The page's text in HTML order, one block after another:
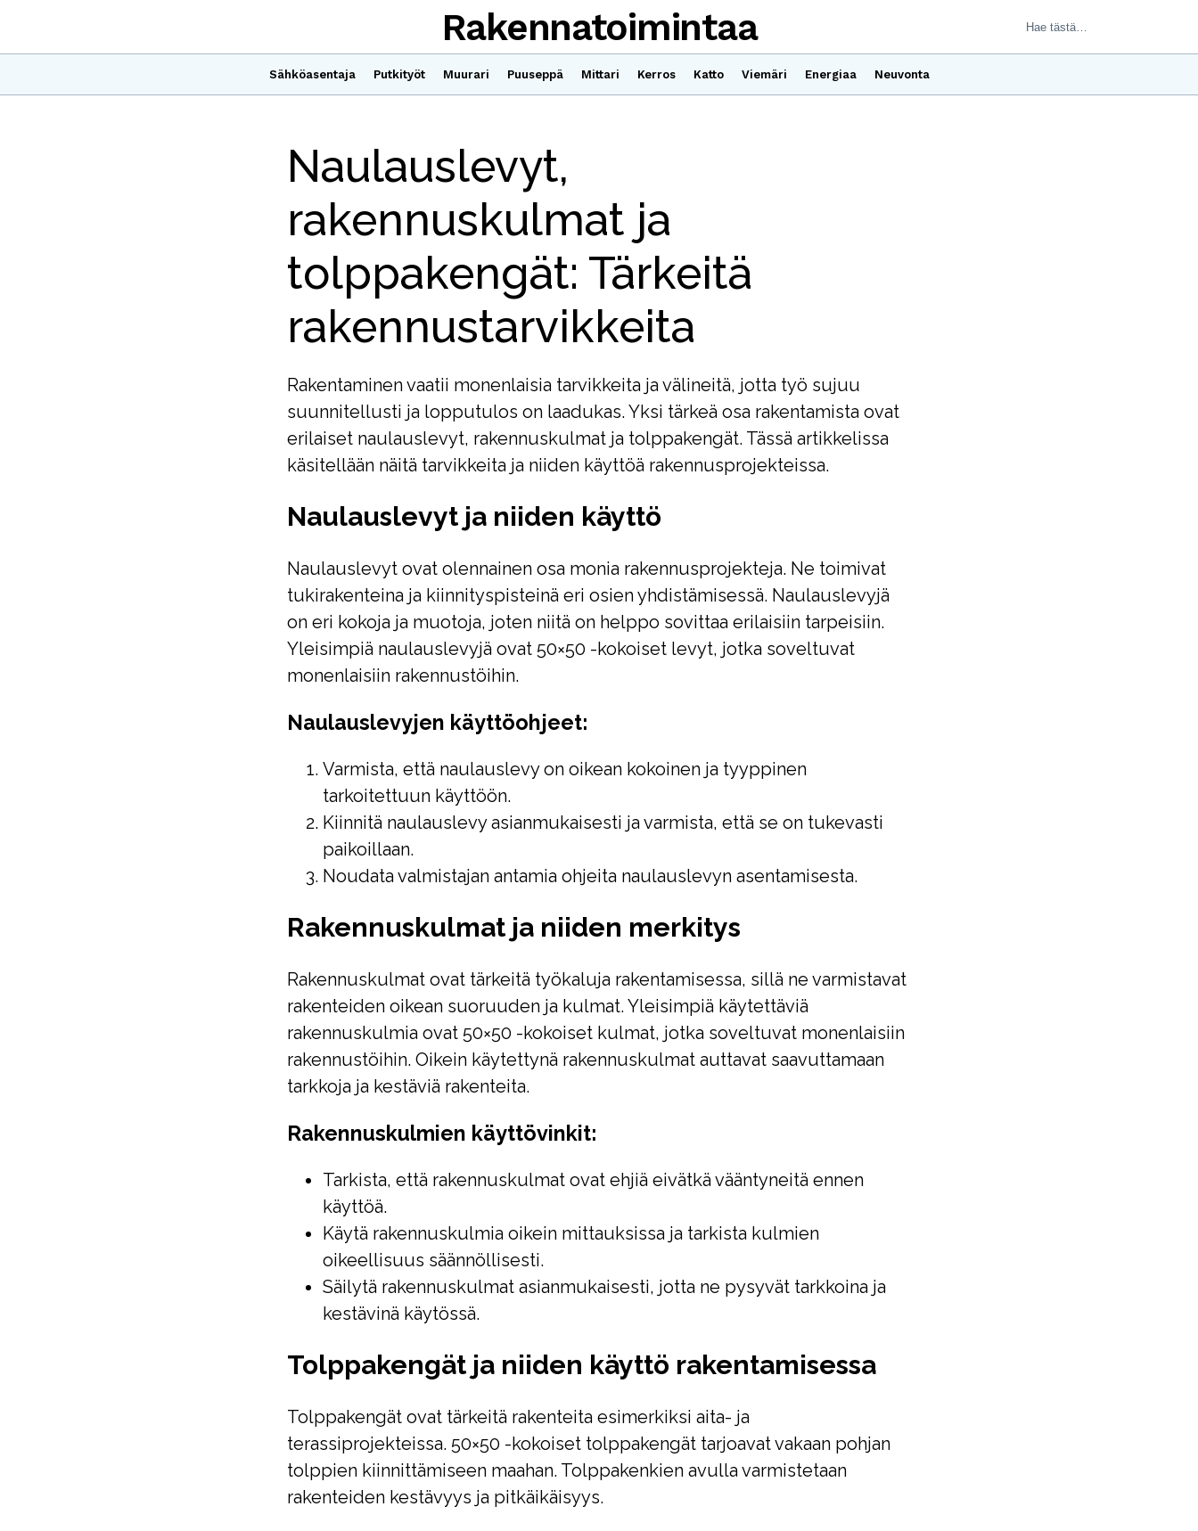
Sähköasentaja Putkityöt Muurari Puuseppä Mittari Kerros Katto Viemäri Energiaa Neuvonta
Rakennatoimintaa
Naulauslevyt,
rakennuskulmat ja
tolppakengät: Tärkeitä
rakennustarvikkeita
Rakentaminen vaatii monenlaisia tarvikkeita ja välineitä, jotta työ sujuu
suunnitellusti ja lopputulos on laadukas. Yksi tärkeä osa rakentamista ovat
erilaiset naulauslevyt, rakennuskulmat ja tolppakengät. Tässä artikkelissa
käsitellään näitä tarvikkeita ja niiden käyttöä rakennusprojekteissa.
Naulauslevyt ja niiden käyttö
Naulauslevyt ovat olennainen osa monia rakennusprojekteja. Ne toimivat
tukirakenteina ja kiinnityspisteinä eri osien yhdistämisessä. Naulauslevyjä
on eri kokoja ja muotoja, joten niitä on helppo sovittaa erilaisiin tarpeisiin.
Yleisimpiä naulauslevyjä ovat 50×50 -kokoiset levyt, jotka soveltuvat
monenlaisiin rakennustöihin.
Naulauslevyjen käyttöohjeet:
Varmista, että naulauslevy on oikean kokoinen ja tyyppinen
tarkoitettuun käyttöön.
Kiinnitä naulauslevy asianmukaisesti ja varmista, että se on tukevasti
paikoillaan.
Noudata valmistajan antamia ohjeita naulauslevyn asentamisesta.
Rakennuskulmat ja niiden merkitys
Rakennuskulmat ovat tärkeitä työkaluja rakentamisessa, sillä ne varmistavat
rakenteiden oikean suoruuden ja kulmat. Yleisimpiä käytettäviä
rakennuskulmia ovat 50×50 -kokoiset kulmat, jotka soveltuvat monenlaisiin
rakennustöihin. Oikein käytettynä rakennuskulmat auttavat saavuttamaan
tarkkoja ja kestäviä rakenteita.
Rakennuskulmien käyttövinkit:
Tarkista, että rakennuskulmat ovat ehjiä eivätkä vääntyneitä ennen
käyttöä.
Käytä rakennuskulmia oikein mittauksissa ja tarkista kulmien
oikeellisuus säännöllisesti.
Säilytä rakennuskulmat asianmukaisesti, jotta ne pysyvät tarkkoina ja
kestävinä käytössä.
Tolppakengät ja niiden käyttö rakentamisessa
Tolppakengät ovat tärkeitä rakenteita esimerkiksi aita- ja
terassiprojekteissa. 50×50 -kokoiset tolppakengät tarjoavat vakaan pohjan
tolppien kiinnittämiseen maahan. Tolppakenkien avulla varmistetaan
rakenteiden kestävyys ja pitkäikäisyys.